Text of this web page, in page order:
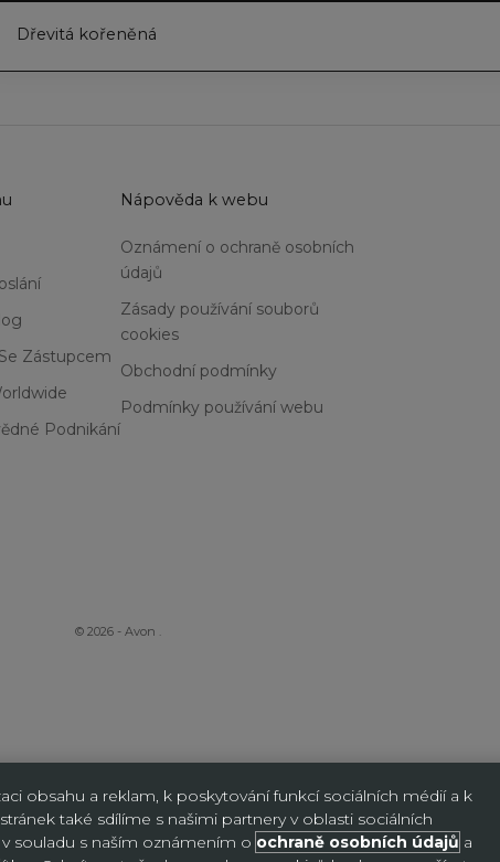
Dřevitá kořeněná
Zástupcem
Podnikání
Nápověda k webu
Oznámení o ochraně osobních
údajů
Zásady používání souborů
cookies
Obchodní podmínky
Podmínky používání webu
© 2026 - Avon .
obsahu a reklam, k poskytování funkcí sociálních médií a k
také sdílíme s našimi partnery v oblasti sociálních
souladu s naším oznámením o ochraně osobních údajů a